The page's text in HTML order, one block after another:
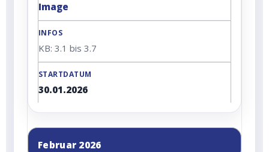
Image
KB: 3.1 bis 3.7
30.01.2026
Februar 2026